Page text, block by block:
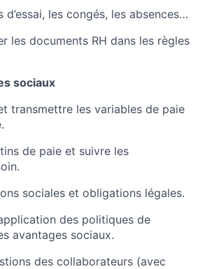
d’essai, les congés, les absences…
les documents RH dans les règles
sociaux
transmettre les variables de paie
de paie et suivre les
sociales et obligations légales.
des politiques de
avantages sociaux.
des collaborateurs (avec